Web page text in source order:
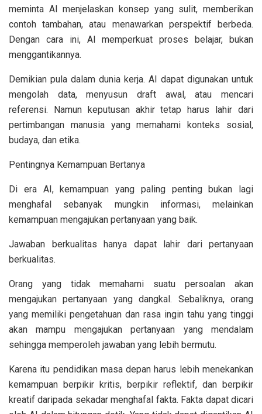
meminta AI menjelaskan konsep yang sulit, memberikan
contoh tambahan, atau menawarkan perspektif berbeda.
Dengan cara ini, AI memperkuat proses belajar, bukan
menggantikannya.
Demikian pula dalam dunia kerja. AI dapat digunakan untuk
mengolah data, menyusun draft awal, atau mencari
referensi. Namun keputusan akhir tetap harus lahir dari
pertimbangan manusia yang memahami konteks sosial,
budaya, dan etika.
Pentingnya Kemampuan Bertanya
Di era AI, kemampuan yang paling penting bukan lagi
menghafal sebanyak mungkin informasi, melainkan
kemampuan mengajukan pertanyaan yang baik.
Jawaban berkualitas hanya dapat lahir dari pertanyaan
berkualitas.
Orang yang tidak memahami suatu persoalan akan
mengajukan pertanyaan yang dangkal. Sebaliknya, orang
yang memiliki pengetahuan dan rasa ingin tahu yang tinggi
akan mampu mengajukan pertanyaan yang mendalam
sehingga memperoleh jawaban yang lebih bermutu.
Karena itu pendidikan masa depan harus lebih menekankan
kemampuan berpikir kritis, berpikir reflektif, dan berpikir
kreatif daripada sekadar menghafal fakta. Fakta dapat dicari